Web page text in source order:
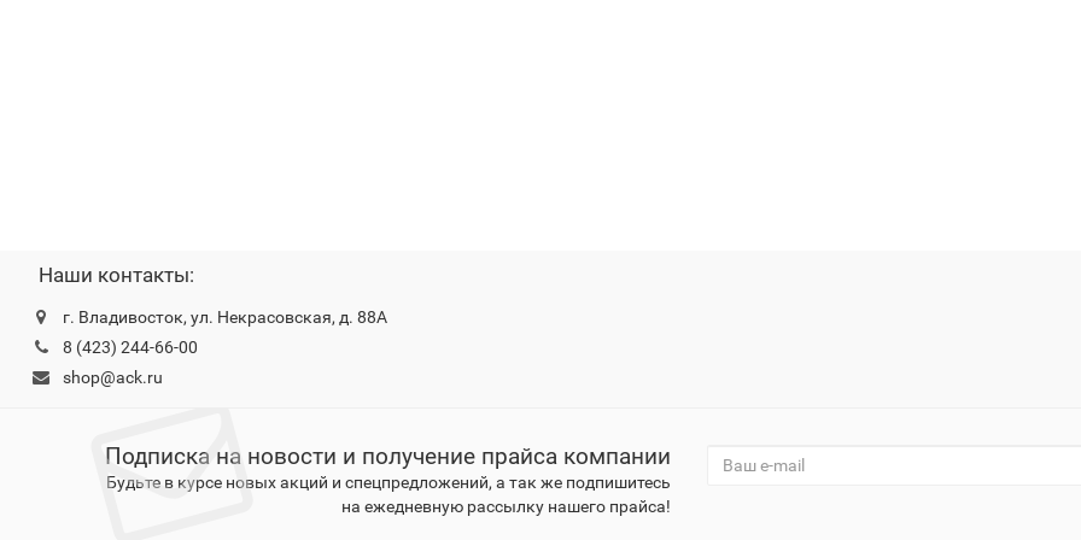
Наши контакты:
г. Владивосток, ул. Некрасовская, д. 88А
8 (423) 244-66-00
shop@ack.ru
Подписка на новости и получение прайса компании
Будьте в курсе новых акций и спецпредложений, а так же подпишитесь
на ежедневную рассылку нашего прайса!